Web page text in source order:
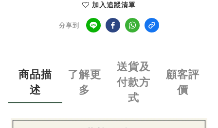
加入追蹤清單
分享到
商品描
述
了解更
多
送貨及
付款方
式
顧客評
價